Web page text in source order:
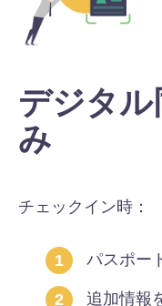
デジタル
み
チェックイン時：
パスポー
追加情報